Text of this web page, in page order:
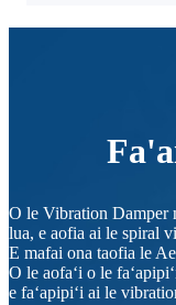
O le Vibration Damper
lua, e aofia ai le spiral
E mafai ona taofia le
O le aofaʻi o le
e faʻapipiʻi ai le